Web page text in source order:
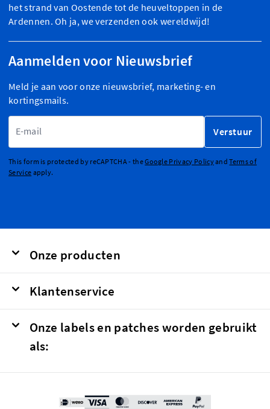
het strand van Oostende tot de heuveltoppen in de
Ardennen. Oh ja, we verzenden ook wereldwijd!
Aanmelden voor Nieuwsbrief
Meld je aan voor onze nieuwsbrief, marketing- en
kortingsmails.
Verstuur
This form is protected by reCAPTCHA - theGoogle Privacy PolicyandTerms of
Service apply.
Onze producten
Klantenservice
Onze labels en patches worden gebruikt
als: